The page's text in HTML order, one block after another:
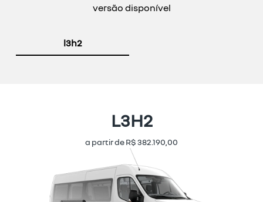
versão disponível
l3h2
L3H2
a partir de R$ 382.190,00